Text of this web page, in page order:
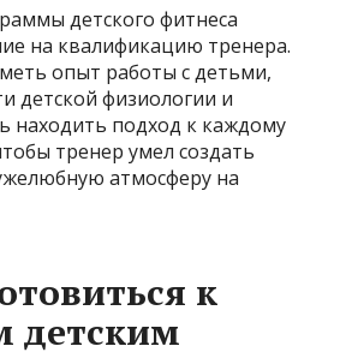
детского фитнеса
на квалификацию тренера.
опыт работы с детьми,
детской физиологии и
находить подход к каждому
тренер умел создать
атмосферу на
к
детским